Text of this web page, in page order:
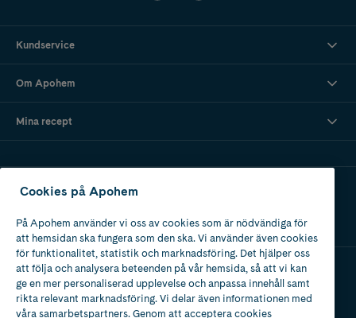
Kundservice
Om Apohem
Mina recept
Ladda ner vår app
Apotek med tillstånd
av Läkemedelsverket
Cookies på Apohem
På Apohem använder vi oss av cookies som är nödvändiga för
att hemsidan ska fungera som den ska. Vi använder även cookies
för funktionalitet, statistik och marknadsföring. Det hjälper oss
att följa och analysera beteenden på vår hemsida, så att vi kan
ge en mer personaliserad upplevelse och anpassa innehåll samt
rikta relevant marknadsföring. Vi delar även informationen med
våra samarbetspartners. Genom att acceptera cookies